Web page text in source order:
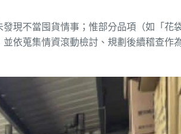
現不當囤貨情事；惟部分品項（如「花
依蒐集情資滾動檢討、規劃後續稽查作